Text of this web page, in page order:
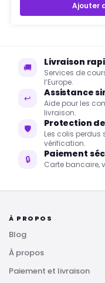
Ajouter
🚚 Livraison
Services de
l’Europe.
↩ Assistance
Aide pour les
livraison.
🛡 Protection
Les colis perdus
vérification.
🔒 Paiement
Carte bancaire,
À PROPOS
Blog
À propos
Paiement et livraison